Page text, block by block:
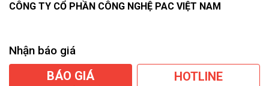
CÔNG TY CỔ PHẦN CÔNG NGHỆ PAC VIỆT NAM
Nhận báo giá
BÁO GIÁ HOTLINE